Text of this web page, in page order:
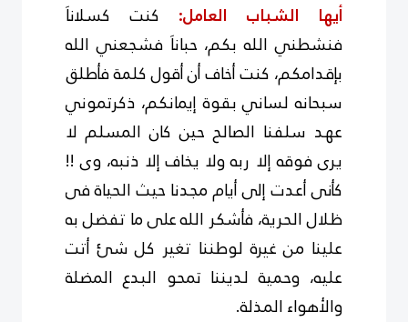
أيها الشباب العامل:
كنت كسلاناَ
فنشطني الله بكم، حباناَ فشجعني الله
بإقدامكم، كنت أخاف أن أقول كلمة فأطلق
سبحانه لساني بقوة إيمانكم، ذكرتموني
عهد سلفنا الصالح حين كان المسلم لا
يرى فوقه إلا ربه ولا يخاف إلا ذنبه، وى !!
كأنى أعدت إلى أيام مجدنا حيث الحياة فى
ظلال الحرية، فأشكر الله على ما تفضل به
علينا من غيرة لوطننا تغير كل شئ أتت
عليه، وحمية لديننا تمحو البدع المضلة
والأهواء المذلة.